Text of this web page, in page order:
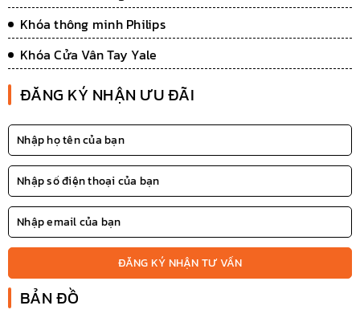
Khóa thông minh Philips
Khóa Cửa Vân Tay Yale
ĐĂNG KÝ NHẬN ƯU ĐÃI
ĐĂNG KÝ NHẬN TƯ VẤN
BẢN ĐỒ